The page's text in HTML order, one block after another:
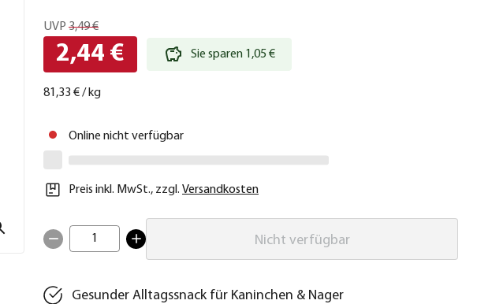
UVP 3,49 €
2,44 € Sie sparen 1,05 €
81,33 €/ kg
Online nicht verfügbar
Preis inkl. MwSt., zzgl. Versandkosten
1 Nicht verfügbar
Gesunder Alltagssnack für Kaninchen & Nager